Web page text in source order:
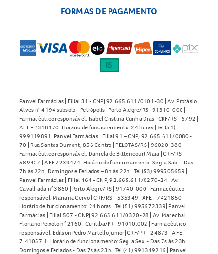
FORMAS DE PAGAMENTO
Panvel Farmácias | Filial 31 - CNPJ 92.665.611/0101-30 | Av. Protásio
Alves n° 4194 subsolo - Petrópolis | Porto Alegre/RS | 91310-000 |
Farmacêutico responsável: Isabel Cristina Cunha Dias | CRF/RS - 6792 |
AFE - 7318170 |Horário de funcionamento: 24 horas | Tel (51)
999119891| Panvel Farmácias | Filial 91 – CNPJ 92.665.611/0080-
70 | Rua Santos Dumont, 856 Centro | PELOTAS/RS | 96020-380 |
Farmacêutico responsável: Daniela de Bittencourt Maia | CRF/RS -
589427 | AFE 7239474 |Horário de funcionamento: Seg. a Sab. - Das
7h às 22h. Domingos e Feriados – 8h às 22h | Tel (53) 999505659 |
Panvel Farmácias | Filial 464 - CNPJ 92.665.611/0270-24 | Av.
Cavalhada n° 3860 | Porto Alegre/RS | 91740-000 | Farmacêutico
responsável: Mariana Cervo | CRF/RS - 535349 | AFE - 7421850 |
Horário de funcionamento: 24 horas | Tel (51) 995672339| Panvel
Farmácias | Filial 507 - CNPJ 92.665.611/0320-28 | Av. Marechal
Floriano Peixoto n° 2160 | Curitiba/PR | 91010.002 | Farmacêutico
responsável: Edilson Pedro Martello Junior| CRF/PR - 24873 | AFE -
7.41057.1| Horário de funcionamento: Seg. a Sex. - Das 7s às 23h.
Domingos e Feriados - Das 7s às 23h | Tel (41) 991349216 | Panvel